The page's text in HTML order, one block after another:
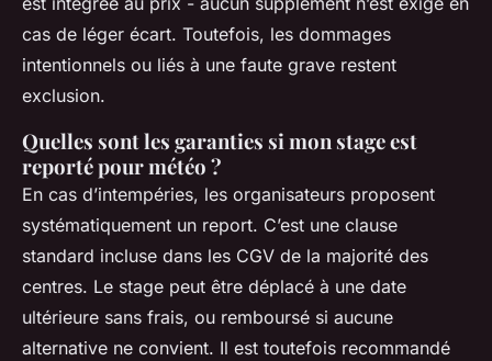
cas de léger écart. Toutefois, les dommages
intentionnels ou liés à une faute grave restent
exclusion.
Quelles sont les garanties si mon stage est
reporté pour météo ?
En cas d’intempéries, les organisateurs proposent
systématiquement un report. C’est une clause
standard incluse dans les CGV de la majorité des
centres. Le stage peut être déplacé à une date
ultérieure sans frais, ou remboursé si aucune
alternative ne convient. Il est toutefois recommandé